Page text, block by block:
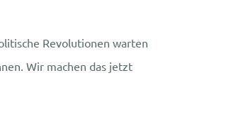
Revolutionen warten
Wir machen das jetzt